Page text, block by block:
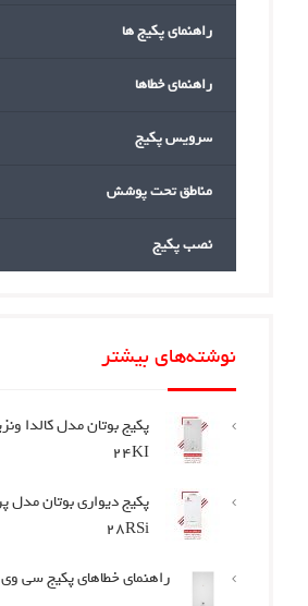
راهنمای پکیج ها
راهنمای خطاها
سرویس پکیج
مناطق تحت پوشش
نصب پکیج
نوشته‌های بیشتر
24KI
28RSi
راهنمای خطاهای پکیج سی وی CV424s